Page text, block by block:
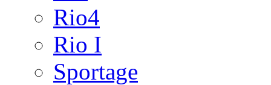
Rio4
Rio I
Sportage